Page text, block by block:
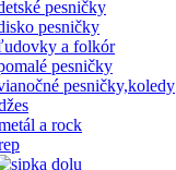
pesničky
pesničky
a folkór
pesničky
pesničky,koledy
a rock